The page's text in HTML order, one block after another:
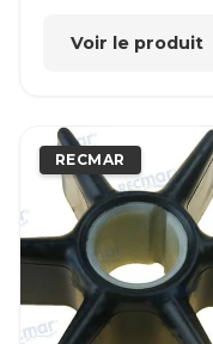
Voir le produit
RECMAR